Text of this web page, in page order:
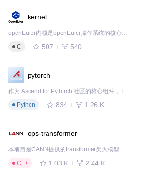
kernel
openEuler内核是openEuler操作系统的核心，既是系统性能与稳定性的基石，也是连接处理器、设备与服务的桥梁。
C
507 540
pytorch
作为 Ascend for PyTorch 社区的核心组件，TorchNPU 是昇腾专为 PyTorch 打造的深度学习适配插件，使 PyTorch 框架能够直接调用昇腾 NPU，为开发者提供昇腾 AI 处理器的超强算力。
Python
834 1.26 K
ops-transformer
本项目是CANN提供的transformer类大模型算子库，实现网络在NPU上加速计算。
C++
1.03 K 2.44 K